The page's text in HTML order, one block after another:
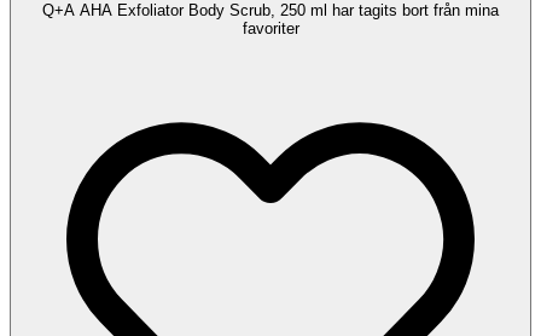
Q+A AHA Exfoliator Body Scrub, 250 ml har tagits bort från mina
favoriter